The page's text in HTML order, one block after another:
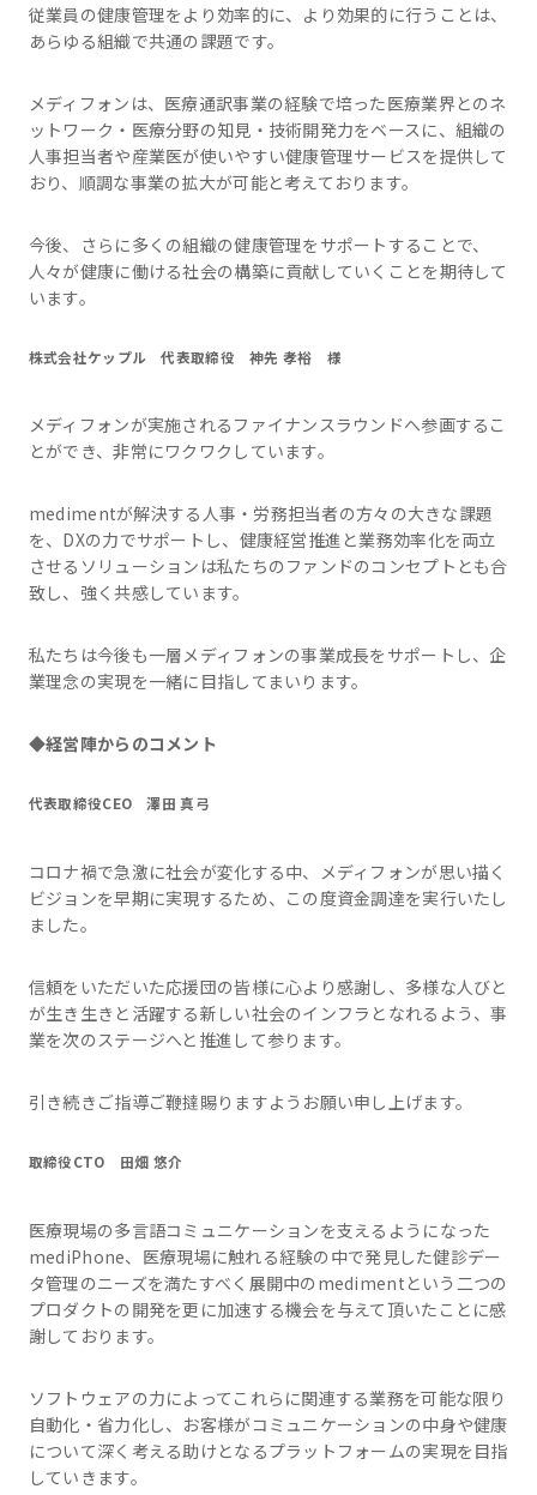
従業員の健康管理をより効率的に、より効果的に行うことは、
あらゆる組織で共通の課題です。
メディフォンは、医療通訳事業の経験で培った医療業界とのネ
ットワーク・医療分野の知見・技術開発力をベースに、組織の
人事担当者や産業医が使いやすい健康管理サービスを提供して
おり、順調な事業の拡大が可能と考えております。
今後、さらに多くの組織の健康管理をサポートすることで、
人々が健康に働ける社会の構築に貢献していくことを期待して
います。
株式会社ケップル 代表取締役 神先 孝裕 様
メディフォンが実施されるファイナンスラウンドへ参画するこ
とができ、非常にワクワクしています。
medimentが解決する人事・労務担当者の方々の大きな課題
を、DXの力でサポートし、健康経営推進と業務効率化を両立
させるソリューションは私たちのファンドのコンセプトとも合
致し、強く共感しています。
私たちは今後も一層メディフォンの事業成長をサポートし、企
業理念の実現を一緒に目指してまいります。
◆経営陣からのコメント
代表取締役CEO 澤田 真弓
コロナ禍で急激に社会が変化する中、メディフォンが思い描く
ビジョンを早期に実現するため、この度資金調達を実行いたし
ました。
信頼をいただいた応援団の皆様に心より感謝し、多様な人びと
が生き生きと活躍する新しい社会のインフラとなれるよう、事
業を次のステージへと推進して参ります。
引き続きご指導ご鞭撻賜りますようお願い申し上げます。
取締役CTO 田畑 悠介
医療現場の多言語コミュニケーションを支えるようになった
mediPhone、医療現場に触れる経験の中で発見した健診デー
タ管理のニーズを満たすべく展開中のmedimentという二つの
プロダクトの開発を更に加速する機会を与えて頂いたことに感
謝しております。
ソフトウェアの力によってこれらに関連する業務を可能な限り
自動化・省力化し、お客様がコミュニケーションの中身や健康
について深く考える助けとなるプラットフォームの実現を目指
していきます。